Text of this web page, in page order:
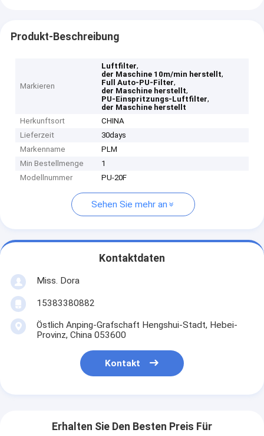
Produkt-Beschreibung
Markieren
Luftfilter,
der Maschine 10m/min herstellt,
Full Auto-PU-Filter,
der Maschine herstellt,
PU-Einspritzungs-Luftfilter,
der Maschine herstellt
Herkunftsort
CHINA
Lieferzeit
30days
Markenname
PLM
Min Bestellmenge
1
Modellnummer
PU-20F
Sehen Sie mehr an
Kontaktdaten
Miss. Dora
15383380882
Östlich Anping-Grafschaft Hengshui-Stadt, Hebei-
Provinz, China 053600
Kontakt
Erhalten Sie Den Besten Preis Für